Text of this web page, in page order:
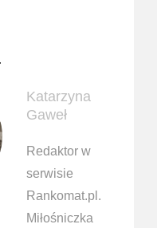
Katarzyna
Gaweł
Redaktor w
serwisie
Rankomat.pl.
Miłośniczka